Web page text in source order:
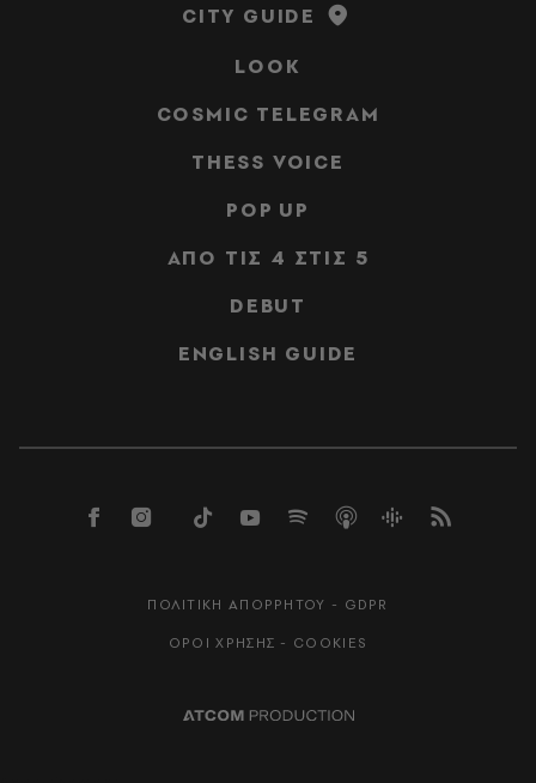
CITY GUIDE
LOOK
COSMIC TELEGRAM
THESS VOICE
POP UP
ΑΠΟ ΤΙΣ 4 ΣΤΙΣ 5
DEBUT
ENGLISH GUIDE
ΠΟΛΙΤΙΚΗ ΑΠΟΡΡΗΤΟΥ - GDPR
ΟΡΟΙ ΧΡΗΣΗΣ - COOKIES